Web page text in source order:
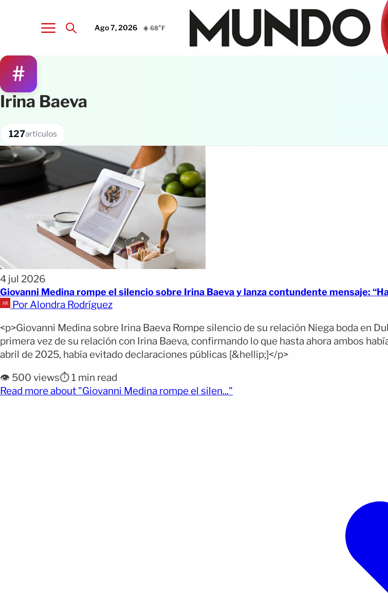
Ago 7, 2026 ☀️ 68°F
#
Irina Baeva
127artículos
4 jul 2026
Giovanni Medina rompe el silencio sobre Irina Baeva y lanza contundente mensaje:
Por Alondra Rodríguez
<p>Giovanni Medina sobre Irina Baeva Rompe silencio de su relación Niega boda en
primera vez de su relación con Irina Baeva, confirmando lo que hasta ahora ambos
abril de 2025, había evitado declaraciones públicas [&hellip;]</p>
👁️ 500 views⏱️ 1 min read
Read more about "Giovanni Medina rompe el silen..."